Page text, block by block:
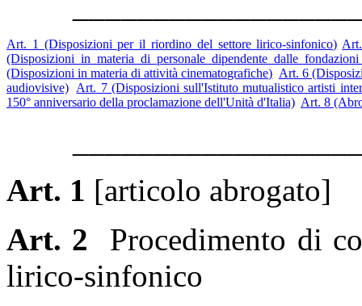
Art. 1 (Disposizioni per il riordino del settore lirico-sinfonico)
(Disposizioni in materia di personale dipendente dalle
(Disposizioni in materia di attività cinematografiche) Art. 6
audiovisive) Art. 7 (Disposizioni sull'Istituto mutualistico artisti
150° anniversario della proclamazione dell'Unità d'Italia) Art. 8
Art. 1 [articolo abrogato]
Art. 2 Procedimento di
lirico-sinfonico